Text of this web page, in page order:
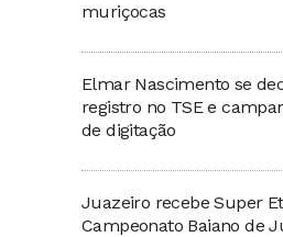
muriçocas
Elmar Nascimento se
registro no TSE e
de digitação
Juazeiro recebe Super
Campeonato Baiano de